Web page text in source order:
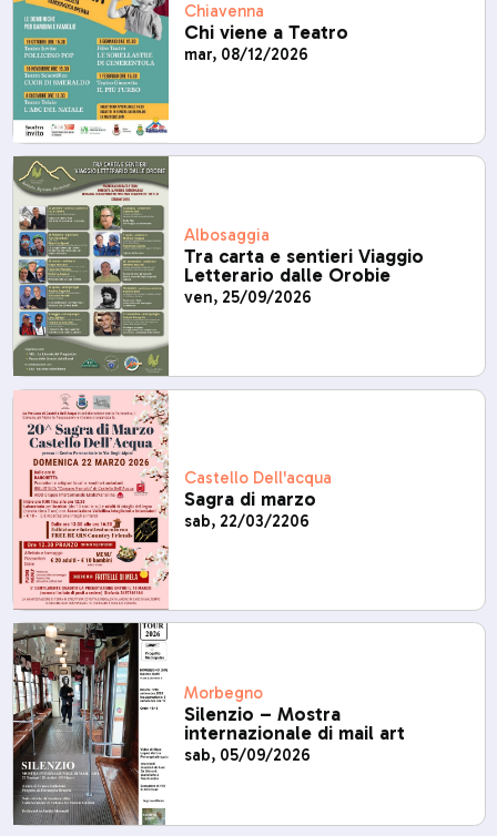
Chiavenna
Chi viene a Teatro
mar, 08/12/2026
Albosaggia
Tra carta e sentieri Viaggio
Letterario dalle Orobie
ven, 25/09/2026
Castello Dell'acqua
Sagra di marzo
sab, 22/03/2206
Morbegno
Silenzio – Mostra
internazionale di mail art
sab, 05/09/2026